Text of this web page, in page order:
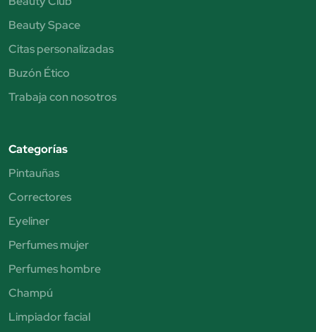
Beauty Space
Citas personalizadas
Buzón Ético
Trabaja con nosotros
Categorías
Pintauñas
Correctores
Eyeliner
Perfumes mujer
Perfumes hombre
Champú
Limpiador facial